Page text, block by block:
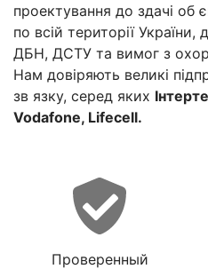
проектування до здачі об
по всій території
ДБН, ДСТУ та вимог з
Нам довіряють великі
зв язку, серед яких
Vodafone, Lifecell.
Проверенный